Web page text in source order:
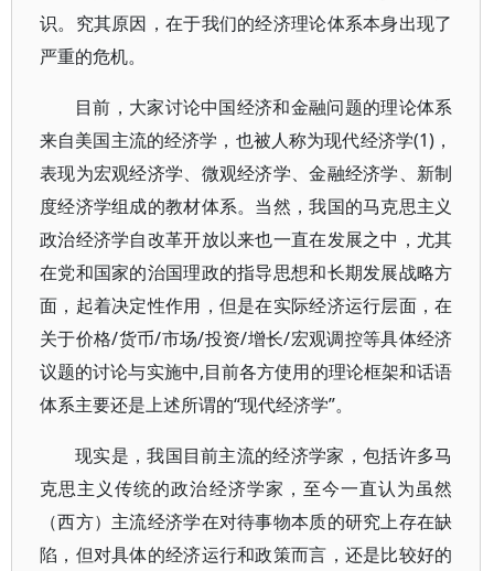
识。究其原因，在于我们的经济理论体系本身出现了
严重的危机。
目前，大家讨论中国经济和金融问题的理论体系
来自美国主流的经济学，也被人称为现代经济学(1)，
表现为宏观经济学、微观经济学、金融经济学、新制
度经济学组成的教材体系。当然，我国的马克思主义
政治经济学自改革开放以来也一直在发展之中，尤其
在党和国家的治国理政的指导思想和长期发展战略方
面，起着决定性作用，但是在实际经济运行层面，在
关于价格/货币/市场/投资/增长/宏观调控等具体经济
议题的讨论与实施中,目前各方使用的理论框架和话语
体系主要还是上述所谓的“现代经济学”。
现实是，我国目前主流的经济学家，包括许多马
克思主义传统的政治经济学家，至今一直认为虽然
（西方）主流经济学在对待事物本质的研究上存在缺
陷，但对具体的经济运行和政策而言，还是比较好的